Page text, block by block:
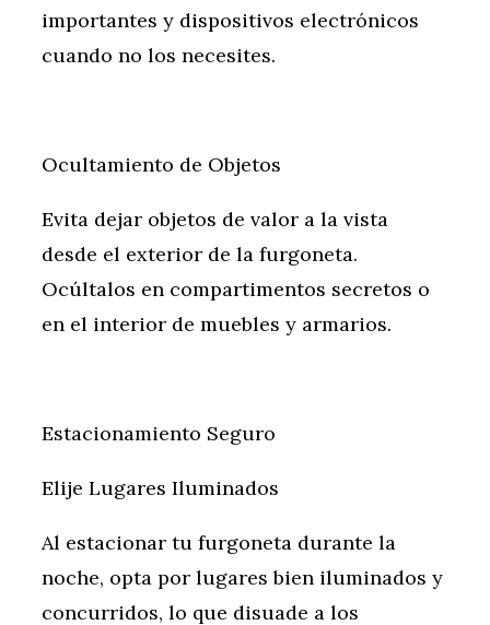
importantes y dispositivos electrónicos
cuando no los necesites.
Ocultamiento de Objetos
Evita dejar objetos de valor a la vista
desde el exterior de la furgoneta.
Ocúltalos en compartimentos secretos o
en el interior de muebles y armarios.
Estacionamiento Seguro
Elije Lugares Iluminados
Al estacionar tu furgoneta durante la
noche, opta por lugares bien iluminados y
concurridos, lo que disuade a los